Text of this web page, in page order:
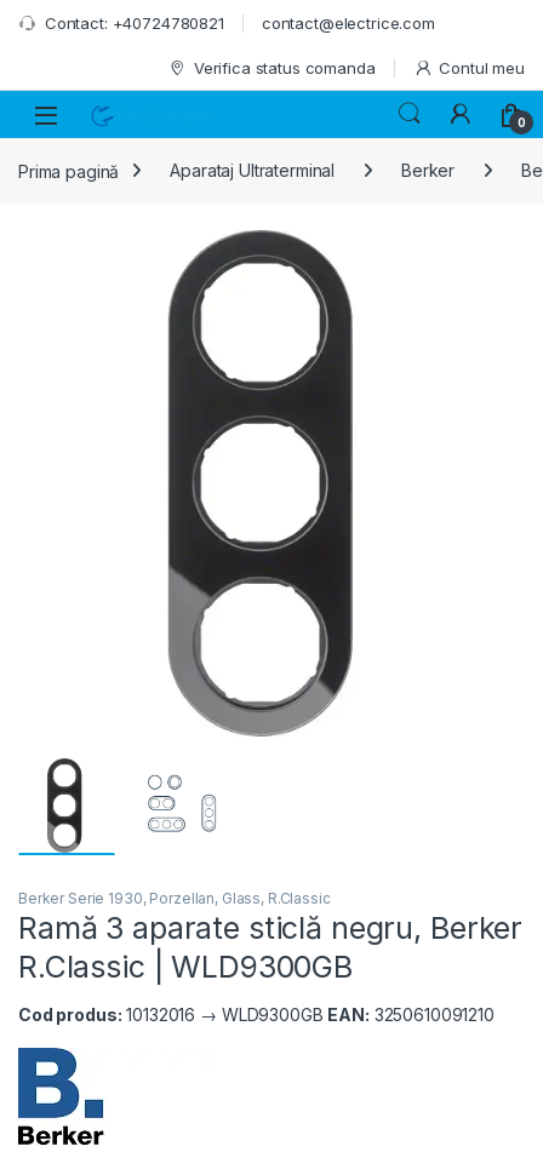
Skip to navigation
Skip to content
Contact: +40724780821 contact@electrice.com
Verifica status comanda Contul meu
0
Prima pagină Aparataj Ultraterminal Berker
Berker Serie 1930, Porzellan, Glass, R.Classic
Ramă 3 aparate sticlă negru, Berker
R.Classic | WLD9300GB
Cod produs: 10132016 → WLD9300GB EAN: 3250610091210